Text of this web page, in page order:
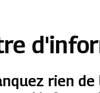
rien